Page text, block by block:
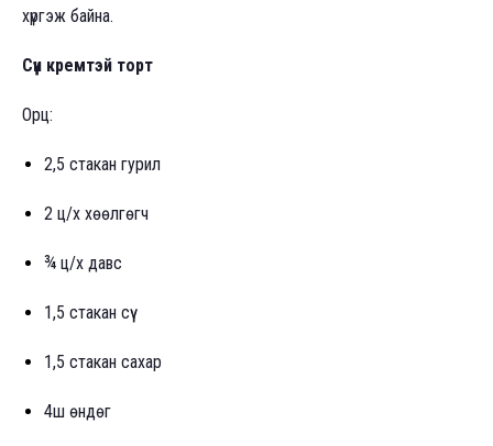
хүргэж байна.
Сүүн кремтэй торт
Орц:
2,5 стакан гурил
2 ц/х хөөлгөгч
¾ ц/х давс
1,5 стакан сүү
1,5 стакан сахар
4ш өндөг